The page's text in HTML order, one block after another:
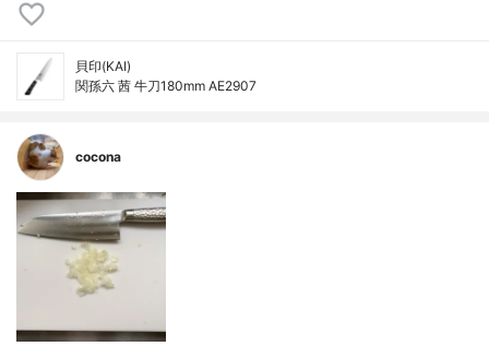
貝印(KAI)
関孫六 茜 牛刀180mm AE2907
cocona